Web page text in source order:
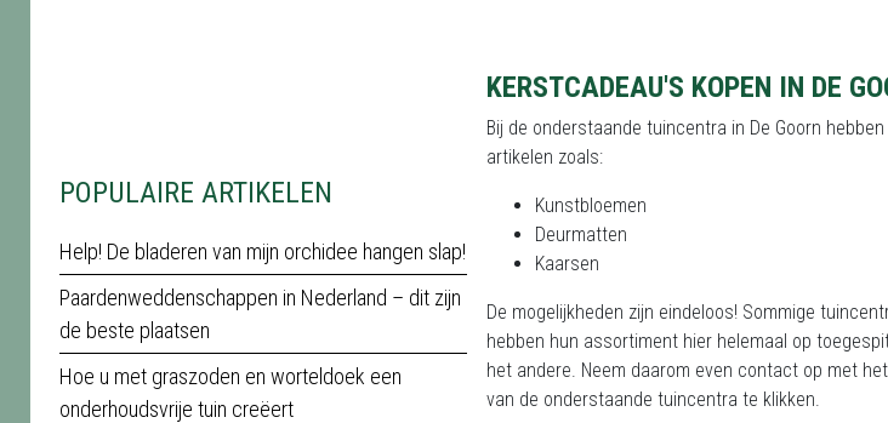
POPULAIRE ARTIKELEN
Help! De bladeren van mijn orchidee hangen slap!
Paardenweddenschappen in Nederland – dit zijn
de beste plaatsen
Hoe u met graszoden en worteldoek een
onderhoudsvrije tuin creëert
KERSTCADEAU'S KOPEN IN DE
Bij de onderstaande tuincentra in De Goorn
artikelen zoals:
Kunstbloemen
Deurmatten
Kaarsen
De mogelijkheden zijn eindeloos! Sommige
hebben hun assortiment hier helemaal op
het andere. Neem daarom even contact op met
van de onderstaande tuincentra te klikken.